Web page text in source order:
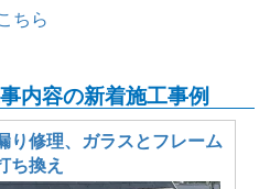
ちら
内容の新着施工事例
り修理、ガラスとフレーム
ち換え